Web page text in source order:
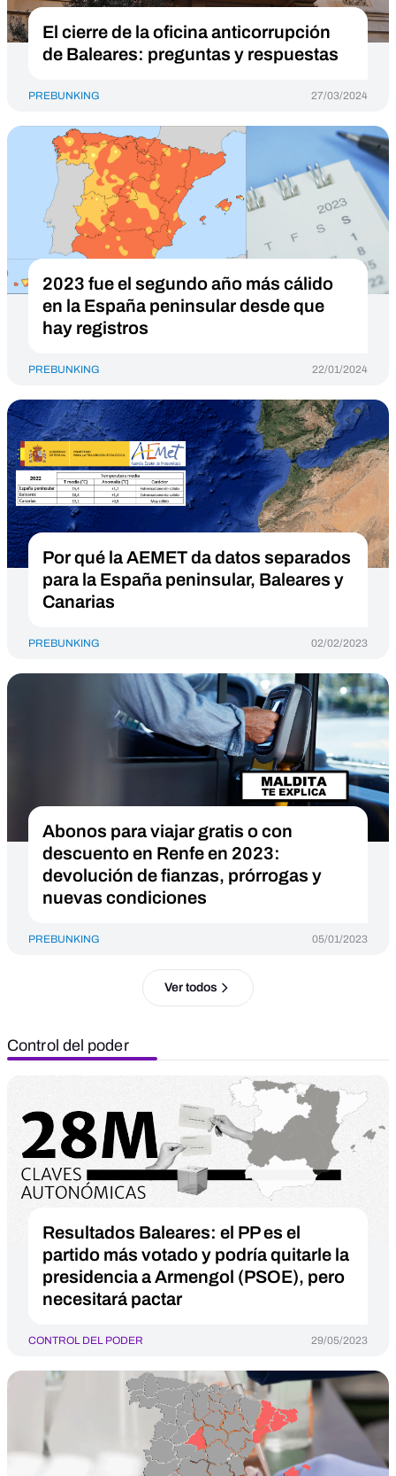
El cierre de la oficina anticorrupción
de Baleares: preguntas y respuestas
PREBUNKING 27/03/2024
2023 fue el segundo año más cálido
en la España peninsular desde que
hay registros
PREBUNKING 22/01/2024
Por qué la AEMET da datos separados
para la España peninsular, Baleares y
Canarias
PREBUNKING 02/02/2023
Abonos para viajar gratis o con
descuento en Renfe en 2023:
devolución de fianzas, prórrogas y
nuevas condiciones
PREBUNKING 05/01/2023
Ver todos
Control del poder
Resultados Baleares: el PP es el
partido más votado y podría quitarle la
presidencia a Armengol (PSOE), pero
necesitará pactar
CONTROL DEL PODER 29/05/2023